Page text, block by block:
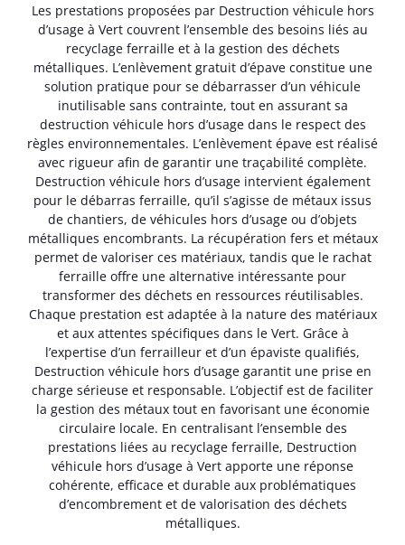
Les prestations proposées par Destruction véhicule hors
d’usage à Vert couvrent l’ensemble des besoins liés au
recyclage ferraille et à la gestion des déchets
métalliques. L’enlèvement gratuit d’épave constitue une
solution pratique pour se débarrasser d’un véhicule
inutilisable sans contrainte, tout en assurant sa
destruction véhicule hors d’usage dans le respect des
règles environnementales. L’enlèvement épave est réalisé
avec rigueur afin de garantir une traçabilité complète.
Destruction véhicule hors d’usage intervient également
pour le débarras ferraille, qu’il s’agisse de métaux issus
de chantiers, de véhicules hors d’usage ou d’objets
métalliques encombrants. La récupération fers et métaux
permet de valoriser ces matériaux, tandis que le rachat
ferraille offre une alternative intéressante pour
transformer des déchets en ressources réutilisables.
Chaque prestation est adaptée à la nature des matériaux
et aux attentes spécifiques dans le Vert. Grâce à
l’expertise d’un ferrailleur et d’un épaviste qualifiés,
Destruction véhicule hors d’usage garantit une prise en
charge sérieuse et responsable. L’objectif est de faciliter
la gestion des métaux tout en favorisant une économie
circulaire locale. En centralisant l’ensemble des
prestations liées au recyclage ferraille, Destruction
véhicule hors d’usage à Vert apporte une réponse
cohérente, efficace et durable aux problématiques
d’encombrement et de valorisation des déchets
métalliques.